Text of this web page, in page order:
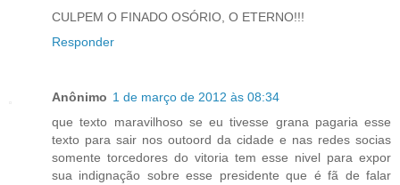
CULPEM O FINADO OSÓRIO, O ETERNO!!!
Responder
Anônimo 1 de março de 2012 às 08:34
que texto maravilhoso se eu tivesse grana pagaria esse
texto para sair nos outoord da cidade e nas redes socias
somente torcedores do vitoria tem esse nivel para expor
sua indignação sobre esse presidente que é fã de falar